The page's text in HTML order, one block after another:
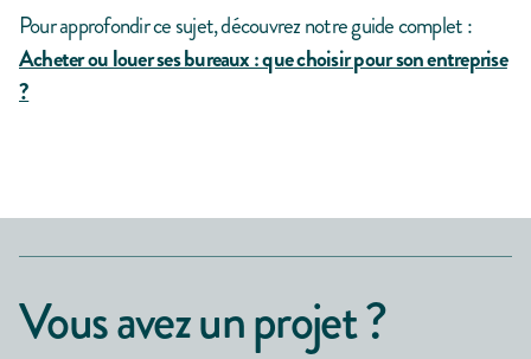
Pour approfondir ce sujet, découvrez notre guide complet :
Acheter ou louer ses bureaux : que choisir pour son entreprise
?
Vous avez un projet ?